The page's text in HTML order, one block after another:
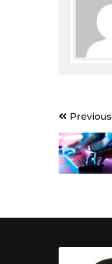
PostPrevious